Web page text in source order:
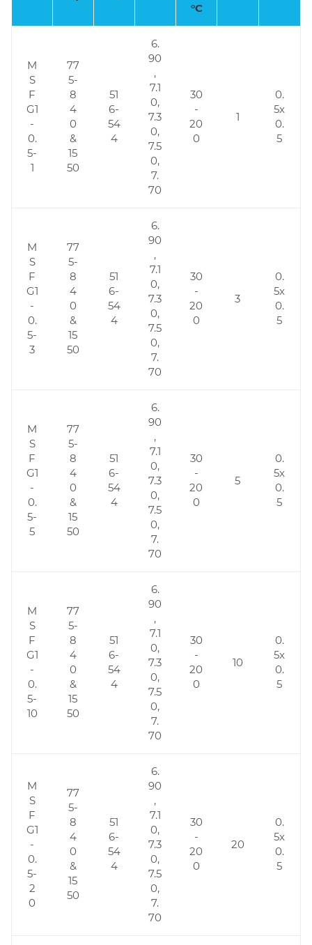
°C
M
S
F
G1
-
0.
5-
1
77
5-
8
4
0
&
15
50
51
6-
54
4
6.
90
,
7.1
0,
7.3
0,
7.5
0,
7.
70
30
-
20
0
1
0.
5x
0.
5
M
S
F
G1
-
0.
5-
3
77
5-
8
4
0
&
15
50
51
6-
54
4
6.
90
,
7.1
0,
7.3
0,
7.5
0,
7.
70
30
-
20
0
3
0.
5x
0.
5
M
S
F
G1
-
0.
5-
5
77
5-
8
4
0
&
15
50
51
6-
54
4
6.
90
,
7.1
0,
7.3
0,
7.5
0,
7.
70
30
-
20
0
5
0.
5x
0.
5
M
S
F
G1
-
0.
5-
10
77
5-
8
4
0
&
15
50
51
6-
54
4
6.
90
,
7.1
0,
7.3
0,
7.5
0,
7.
70
30
-
20
0
10
0.
5x
0.
5
M
S
F
G1
-
0.
5-
2
0
77
5-
8
4
0
&
15
50
51
6-
54
4
6.
90
,
7.1
0,
7.3
0,
7.5
0,
7.
70
30
-
20
0
20
0.
5x
0.
5